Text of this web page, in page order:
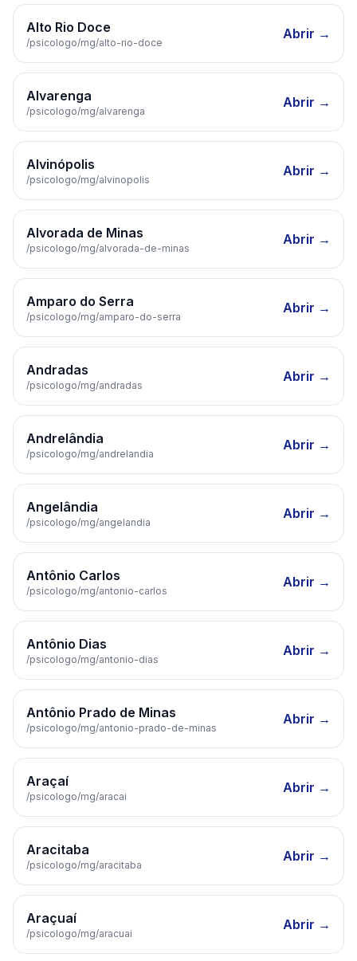
Alto Rio Doce
/psicologo/mg/alto-rio-doce
Abrir →
Alvarenga
/psicologo/mg/alvarenga
Abrir →
Alvinópolis
/psicologo/mg/alvinopolis
Abrir →
Alvorada de Minas
/psicologo/mg/alvorada-de-minas
Abrir →
Amparo do Serra
/psicologo/mg/amparo-do-serra
Abrir →
Andradas
/psicologo/mg/andradas
Abrir →
Andrelândia
/psicologo/mg/andrelandia
Abrir →
Angelândia
/psicologo/mg/angelandia
Abrir →
Antônio Carlos
/psicologo/mg/antonio-carlos
Abrir →
Antônio Dias
/psicologo/mg/antonio-dias
Abrir →
Antônio Prado de Minas
/psicologo/mg/antonio-prado-de-minas
Abrir →
Araçaí
/psicologo/mg/aracai
Abrir →
Aracitaba
/psicologo/mg/aracitaba
Abrir →
Araçuaí
/psicologo/mg/aracuai
Abrir →